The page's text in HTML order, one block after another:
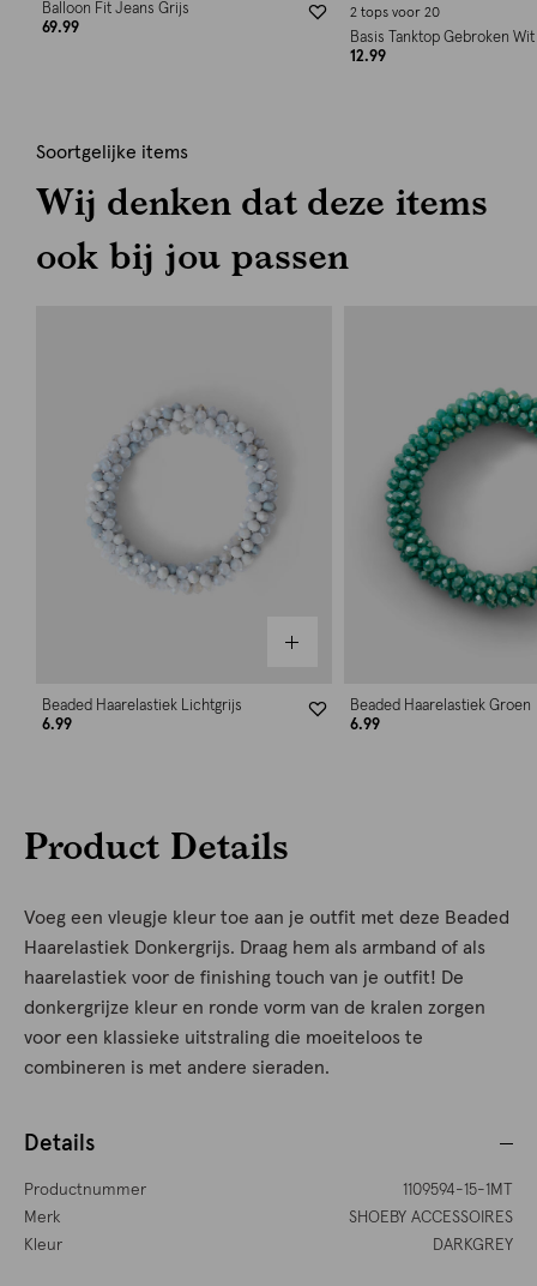
Balloon Fit Jeans Grijs
69.99
2 tops voor 20
Basis Tanktop Gebroken Wit
12.99
Soortgelijke items
Wij denken dat deze items
ook bij jou passen
Beaded Haarelastiek Lichtgrijs
6.99
Beaded Haarelastiek Groen
6.99
Product Details
Voeg een vleugje kleur toe aan je outfit met deze Beaded
Haarelastiek Donkergrijs. Draag hem als armband of als
haarelastiek voor de finishing touch van je outfit! De
donkergrijze kleur en ronde vorm van de kralen zorgen
voor een klassieke uitstraling die moeiteloos te
combineren is met andere sieraden.
Details
Productnummer
1109594-15-1MT
Merk
SHOEBY ACCESSOIRES
Kleur
DARKGREY